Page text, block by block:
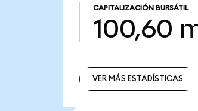
CAPITALIZACIÓN BURSÁTIL
100,60
VER MÁS ESTADÍSTICAS